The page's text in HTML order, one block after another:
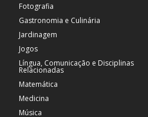
Fotografia
Gastronomia e Culinária
Jardinagem
Jogos
Língua, Comunicação e Disciplinas
Relacionadas
Matemática
Medicina
Música